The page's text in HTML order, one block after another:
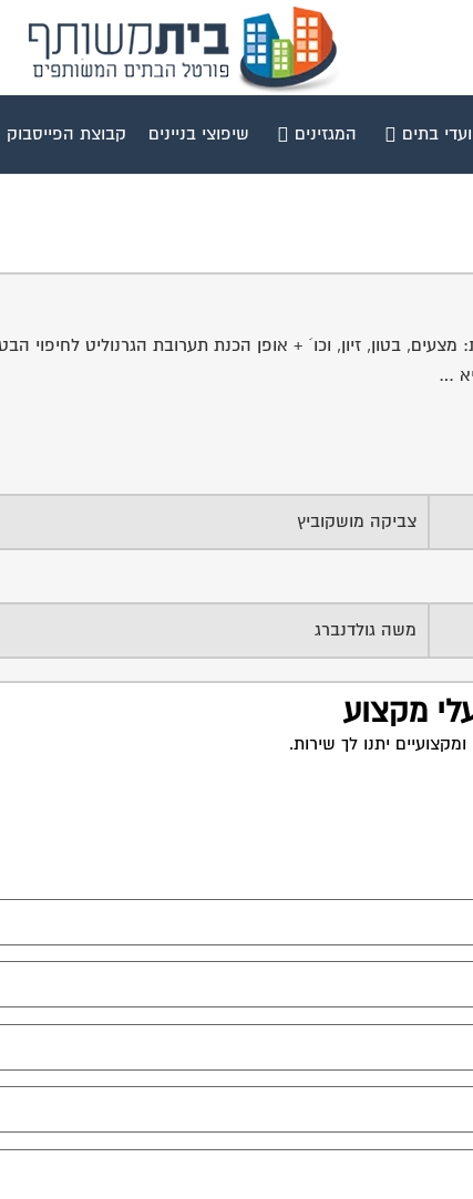
ועדי בתים המגזינים שיפוצי בניינים קבוצת הפייסבוק
בטון, זיון, וכו´ + אופן הכנת תערובת הגרנוליט לחיפוי
…
צביקה מושקוביץ
משה גולדנברג
מקצוע
יתנו לך שירות.